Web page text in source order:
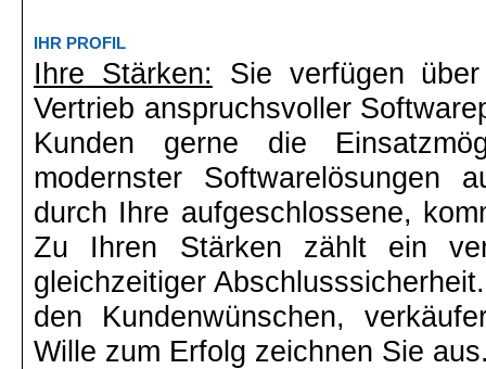
IHR PROFIL
Ihre Stärken: Sie verfügen
Vertrieb anspruchsvoller
Kunden gerne die
modernster Softwarelösungen
durch Ihre aufgeschlossene,
Zu Ihren Stärken zählt ein
gleichzeitiger
den Kundenwünschen,
Wille zum Erfolg zeichnen Sie